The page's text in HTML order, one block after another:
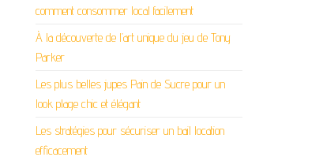
comment consommer local facilement
À la découverte de l’art unique du jeu de Tony
Parker
Les plus belles jupes Pain de Sucre pour un
look plage chic et élégant
Les stratégies pour sécuriser un bail location
efficacement